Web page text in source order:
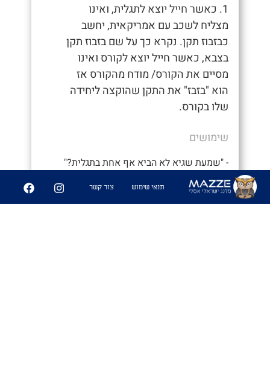
1. כאשר חייל יוצא לתגלית, ואינו
מצליח לשכב עם אמריקאית, יחשב
כבזבוז תקן. נקרא כך על שם בזבוז תקן
בצבא, כאשר חייל יוצא לקורס ואינו
מסיים את הקורס/ מודח מהקורס אז
הוא "בזבז" את התקן שהוקצה ליחידה
שלו בקורס.
שימושים
- "שמעת שגיא לא הביא אף אחת בתגלית?"
- "מה?? אני לא מאמין שנתנו לו לצאת
במקומי. איזה בזבוז תקן"
תנאי שימוש צור קשר